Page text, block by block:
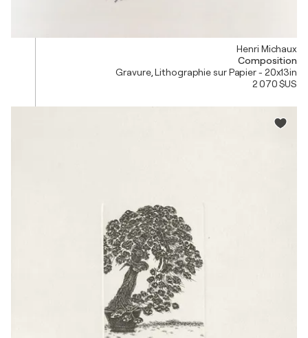
Henri Michaux
Composition
Gravure, Lithographie sur Papier - 20x13in
2 070 $US